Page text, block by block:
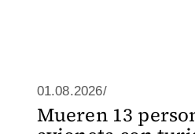
01.08.2026/
Mueren 13